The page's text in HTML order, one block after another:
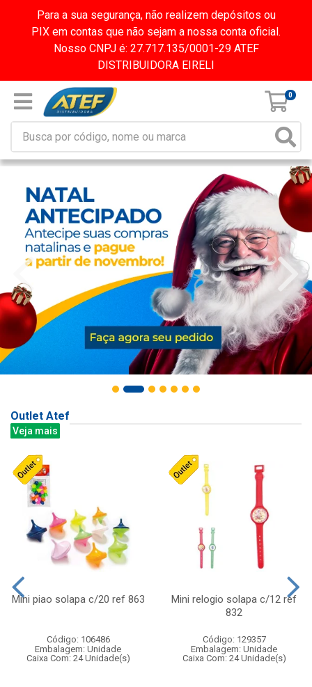
Para a sua segurança, não realizem depósitos ou
PIX em contas que não sejam a nossa conta oficial.
Nosso CNPJ é: 27.717.135/0001-29 ATEF
DISTRIBUIDORA EIRELI
0
Outlet Atef
Veja mais
Mini piao solapa c/20 ref 863
Código: 106486
Embalagem: Unidade
Caixa Com: 24 Unidade(s)
Mini relogio solapa c/12 ref
832
Código: 129357
Embalagem: Unidade
Caixa Com: 24 Unidade(s)